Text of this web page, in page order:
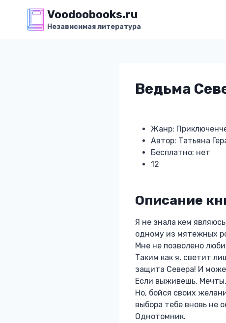
содержимому
Voodoobooks.ru
Независимая литература
Ведьма
Жанр:
Автор: Татьяна
Бесплатно: нет
12
Описание
Я не знала кем
одному из мятежных
Мне не позволено
Таким как я, светит
защита Севера! И
Если выживешь.
Но, бойся своих
выбора тебе вновь не
Однотомник.